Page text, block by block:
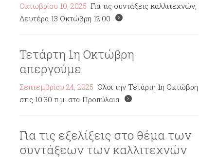
Οκτωβρίου 10, 2025 Για τις συντάξεις καλλιτεχνών,
Δευτέρα 13 Οκτώβρη 12:00
Τετάρτη 1η Οκτώβρη
απεργούμε
Σεπτεμβρίου 24, 2025 Όλοι την Τετάρτη 1η Οκτώβρη
στις 10.30 π.μ. στα Προπύλαια
Για τις εξελίξεις στο θέμα των
συντάξεων των καλλιτεχνών